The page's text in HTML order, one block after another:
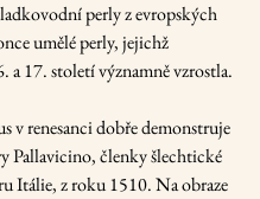
perly z evropských
umělé perly, jejichž
a 17. století významně vzrostla.
v renesanci dobře demonstruje
Pallavicino, členky šlechtické
Itálie, z roku 1510. Na obraze